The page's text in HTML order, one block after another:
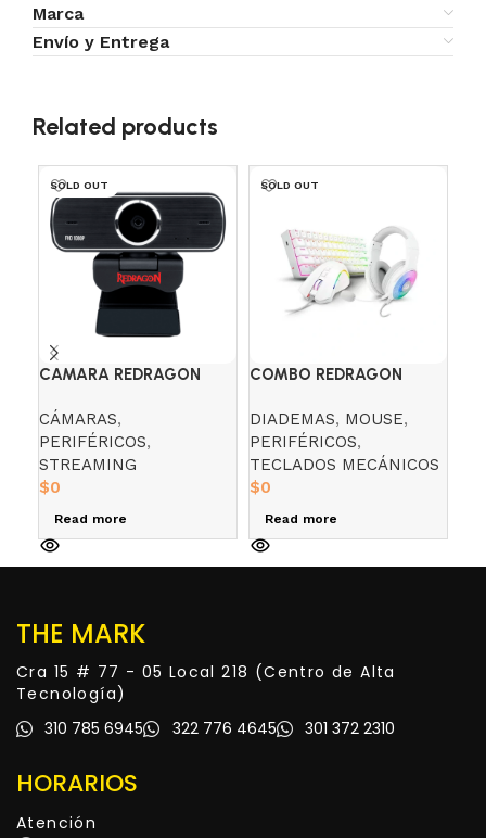
Marca
Envío y Entrega
Related products
SOLD OUT
CAMARA REDRAGON
1080P, 30FPS
CÁMARAS,
PERIFÉRICOS,
STREAMING
$0
Read more
SOLD OUT
COMBO REDRAGON
ESSENTIALS
DIADEMAS, MOUSE,
PERIFÉRICOS,
TECLADOS MECÁNICOS
$0
Read more
THE MARK
Cra 15 # 77 - 05 Local 218 (Centro de Alta
Tecnología)
310 785 6945
322 776 4645 301 372 2310
HORARIOS
Atención